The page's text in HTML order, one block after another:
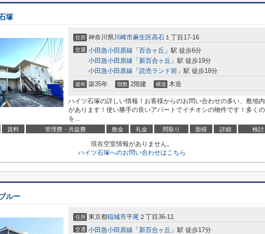
塚
住所 神奈川県川崎市麻生区高石 １丁目17-16
交通 小田急小田原線 「 百合ヶ丘 」駅 徒歩6分
小田急小田原線 「 新百合ヶ丘 」駅 徒歩19分
小田急小田原線 「 読売ランド前 」駅 徒歩18分
築年 築35年 階数 2階建 構造 木造
ハイツ石塚の詳しい情報！お客様からのお問い合わせの多い、敷地
があります！使い勝手の良いアパートでイチオシの物件です！多く
を...
賃料 管理費・共益費 敷金 礼金 間取り 面積 詳細 検討
現在空室情報がありません。
ハイツ石塚へのお問い合わせはこちら
ルー
住所 東京都稲城市平尾 ２丁目36-11
交通 小田急小田原線 「 新百合ヶ丘 」駅 徒歩17分